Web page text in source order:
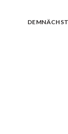
DEMNÄCHST